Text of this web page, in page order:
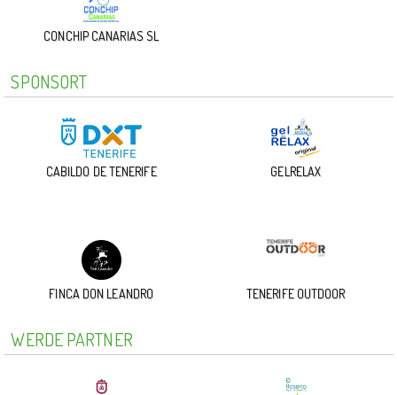
CONCHIP CANARIAS SL
SPONSORT
CABILDO DE TENERIFE GELRELAX
FINCA DON LEANDRO TENERIFE OUTDOOR
WERDE PARTNER